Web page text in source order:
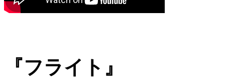
『フライト』